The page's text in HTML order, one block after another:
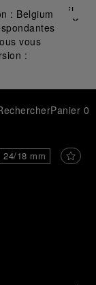
: Belgium
vous
:
Fermer
✕
Panier 0
24/18 mm